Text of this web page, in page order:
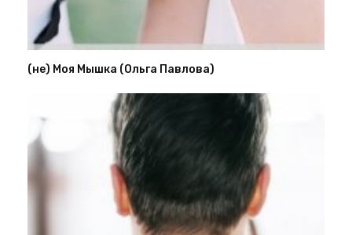
(не) Моя Мышка (Ольга Павлова)